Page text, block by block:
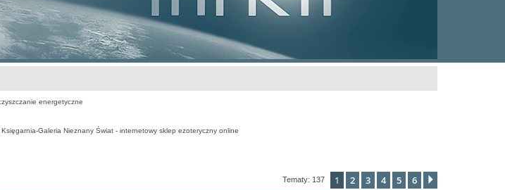
Księgarnia-Galeria Nieznany Świat - internetowy sklep ezoteryczny online
Tematy: 137 1 2 3 4 5 6